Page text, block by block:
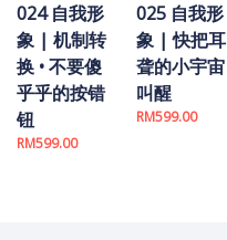
024 自我形
象 | 机制转
换 • 不要傻
乎乎的按错
钮
RM599.00
025 自我形
象 | 快把耳
聋的小宇宙
叫醒
RM599.00